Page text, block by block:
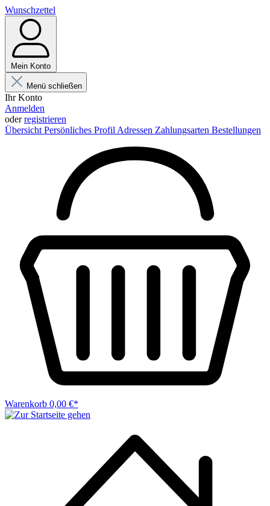
Wunschzettel
Mein Konto
Menü schließen
Ihr Konto
Anmelden
oderregistrieren
Übersicht Persönliches Profil Adressen Zahlungsarten Bestellungen
Warenkorb 0,00 €*